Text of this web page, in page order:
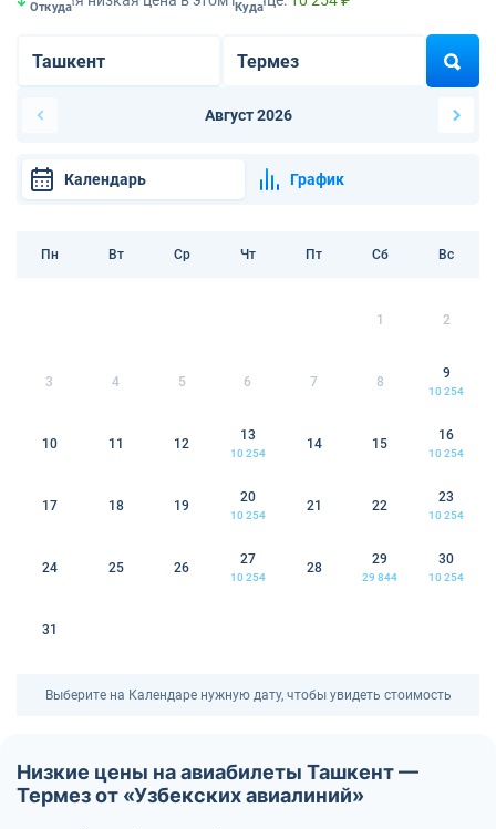
Откуда Куда
Август 2026
Календарь График
Пн Вт Ср Чт Пт Сб Вс
1 2
3 4 5 6 7 8
9
10 254
10 11 12
13
10 254
14 15
16
10 254
17 18 19
20
10 254
21 22
23
10 254
24 25 26
27
10 254
28
29
29 844
30
10 254
31
Выберите на Календаре нужную дату, чтобы увидеть стоимость
Низкие цены на авиабилеты Ташкент —
Термез от «Узбекских авиалиний»